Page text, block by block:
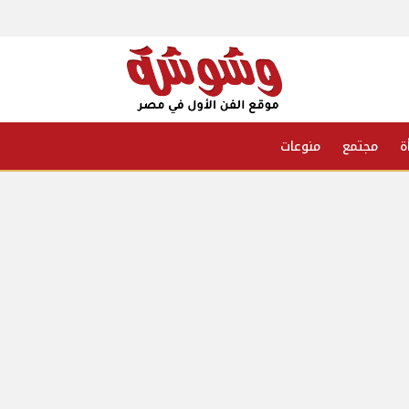
مجتمع منوعات